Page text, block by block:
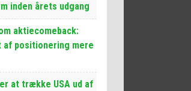
inden årets udgang
aktiecomeback:
af positionering mere
at trække USA ud af